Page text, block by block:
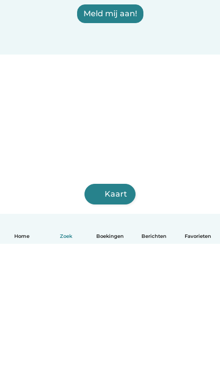
Home Zoek Boekingen Berichten Favorieten
Meld mij aan!
Kaart